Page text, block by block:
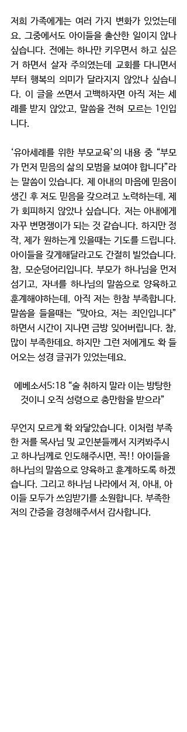
저희 가족에게는 여러 가지 변화가 있었는데
요. 그중에서도 아이들을 출산한 일이지 않나
싶습니다. 전에는 하나만 키우면서 하고 싶은
거 하면서 살자 주의였는데 교회를 다니면서
부터 행복의 의미가 달라지지 않았나 싶습니
다. 이 글을 쓰면서 고백하자면 아직 저는 세
례를 받지 않았고, 말씀을 전혀 모르는 1인입
니다.
‘유아세례를 위한 부모교육’의 내용 중 “부모
가 먼저 믿음의 삶의 모범을 보여야 합니다”라
는 말씀이 있습니다. 제 아내의 마음에 믿음이
생긴 후 저도 믿음을 갖으려고 노력하는데, 제
가 회피하지 않았나 싶습니다. 저는 아내에게
자꾸 변명쟁이가 되는 것 같습니다. 하지만 정
작, 제가 원하는게 있을때는 기도를 드립니다.
아이들을 갖게해달라고도 간절히 빌었습니다.
참, 모순덩어리입니다. 부모가 하나님을 먼저
섬기고, 자녀를 하나님의 말씀으로 양육하고
훈계해야하는데, 아직 저는 한참 부족합니다.
말씀을 들을때는 “맞아요, 저는 죄인입니다”
하면서 시간이 지나면 금방 잊어버립니다. 참,
많이 부족한데요. 하지만 그런 저에게도 확 들
어오는 성경 글귀가 있었는데요.
에베소서5:18 “술 취하지 말라 이는 방탕한
것이니 오직 성령으로 충만함을 받으라”
무언지 모르게 확 와닿았습니다. 이처럼 부족
한 저를 목사님 및 교인분들께서 지켜봐주시
고 하나님께로 인도해주시면, 꼭!! 아이들을
하나님의 말씀으로 양육하고 훈계하도록 하겠
습니다. 그리고 하나님 나라에서 저, 아내, 아
이들 모두가 쓰임받기를 소원합니다. 부족한
저의 간증을 경청해주셔서 감사합니다.